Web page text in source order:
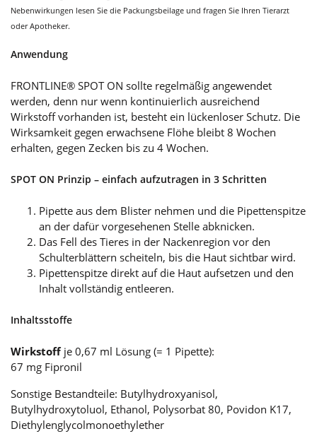
Nebenwirkungen lesen Sie die Packungsbeilage und fragen Sie Ihren Tierarzt
oder Apotheker.
Anwendung
FRONTLINE® SPOT ON sollte regelmäßig angewendet
werden, denn nur wenn kontinuierlich ausreichend
Wirkstoff vorhanden ist, besteht ein lückenloser Schutz. Die
Wirksamkeit gegen erwachsene Flöhe bleibt 8 Wochen
erhalten, gegen Zecken bis zu 4 Wochen.
SPOT ON Prinzip – einfach aufzutragen in 3 Schritten
Pipette aus dem Blister nehmen und die Pipettenspitze
an der dafür vorgesehenen Stelle abknicken.
Das Fell des Tieres in der Nackenregion vor den
Schulterblättern scheiteln, bis die Haut sichtbar wird.
Pipettenspitze direkt auf die Haut aufsetzen und den
Inhalt vollständig entleeren.
Inhaltsstoffe
Wirkstoff je 0,67 ml Lösung (= 1 Pipette):
67 mg Fipronil
Sonstige Bestandteile: Butylhydroxyanisol,
Butylhydroxytoluol, Ethanol, Polysorbat 80, Povidon K17,
Diethylenglycolmonoethylether